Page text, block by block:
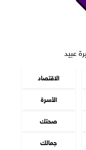
عبيد
الاقتصاد
الأسرة
صحتك
جمالك